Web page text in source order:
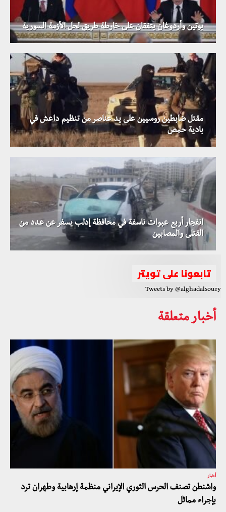
بوتين وأردوغان يتفقان على خارطة طريق لحل الأزمة السورية
مقتل ضابطين روسيين على يد عناصر من تنظيم داعش في
بادية حمص
انفجار أربع عبوات ناسفة في محافظة إدلب يسفر عن عدد من
القتلى والمصابين
تابعونا على تويتر
Tweets by @alghadalsoury
أخبار متعلقة
أخبار
واشنطن تصنف الحرس الثوري الإيراني منظمة إرهابية وطهران ترد
بإجراء مماثل